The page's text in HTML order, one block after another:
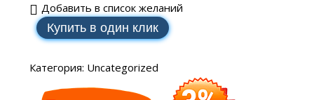
Добавить в список желаний
Купить в один клик
Категория: Uncategorized